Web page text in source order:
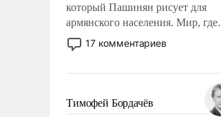
который Пашинян рисует для
армянского населения. Мир, где
политические прожекты будут
безусловно оплачиваться за счет
где Еревану за свои поступки не
нужно отвечать.
17 комментариев
Тимофей Бордачёв